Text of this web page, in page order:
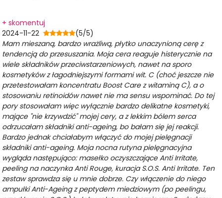
+ skomentuj
2024-11-22
(5/5)
Mam mieszaną, bardzo wrażliwą, płytko unaczynioną cerę z
tendencją do przesuszania. Moja cera reaguje histerycznie na
wiele składników przeciwstarzeniowych, nawet na sporo
kosmetyków z łagodniejszymi formami wit. C (choć jeszcze nie
przetestowałam koncentratu Boost Care z witaminą C), a o
stosowaniu retinoidów nawet nie ma sensu wspominać. Do tej
pory stosowałam więc wyłącznie bardzo delikatne kosmetyki,
mające "nie krzywdzić" mojej cery, a z lekkim bólem serca
odrzucałam składniki anti-ageing, bo bałam się jej reakcji.
Bardzo jednak chciałabym włączyć do mojej pielęgnacji
składniki anti-ageing. Moja nocna rutyna pielęgnacyjna
wygląda następująco: masełko oczyszczające Anti Irritate,
peeling na naczynka Anti Rouge, kuracja S.O.S. Anti Irritate. Ten
zestaw sprawdza się u mnie dobrze. Czy włączenie do niego
ampułki Anti-Ageing z peptydem miedziowym (po peelingu,